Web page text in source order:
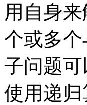
用自身
个或多
子问题
使用递